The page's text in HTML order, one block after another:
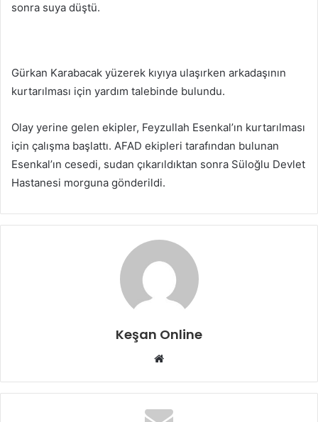
sonra suya düştü.
Gürkan Karabacak yüzerek kıyıya ulaşırken arkadaşının
kurtarılması için yardım talebinde bulundu.
Olay yerine gelen ekipler, Feyzullah Esenkal’ın kurtarılması
için çalışma başlattı. AFAD ekipleri tarafından bulunan
Esenkal’ın cesedi, sudan çıkarıldıktan sonra Süloğlu Devlet
Hastanesi morguna gönderildi.
Keşan Online
Web